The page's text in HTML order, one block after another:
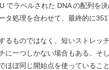
でラベルされた DNA の配列を
タ処理を合わせて、最終的に
るものではなく、短いストレッ
に一つしかない場合もある。そ
ほぼ同じ開始点を使っているこ